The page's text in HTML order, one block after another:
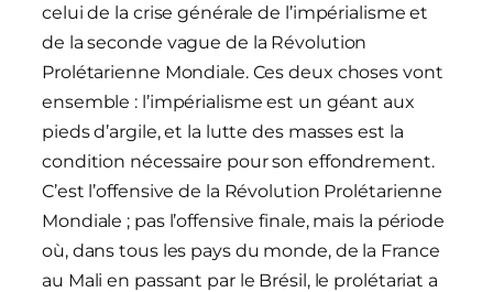
celui de la crise générale de l’impérialisme et
de la seconde vague de la Révolution
Prolétarienne Mondiale. Ces deux choses vont
ensemble : l’impérialisme est un géant aux
pieds d’argile, et la lutte des masses est la
condition nécessaire pour son effondrement.
C’est l’offensive de la Révolution Prolétarienne
Mondiale ; pas l’offensive finale, mais la période
où, dans tous les pays du monde, de la France
au Mali en passant par le Brésil, le prolétariat a